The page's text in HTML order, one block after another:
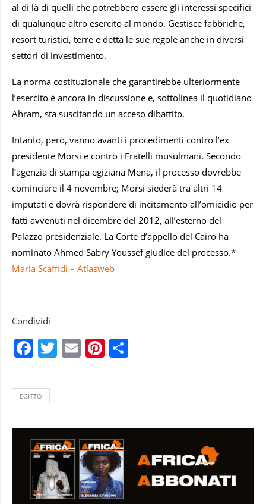
al di là di quelli che potrebbero essere gli interessi specifici
di qualunque altro esercito al mondo. Gestisce fabbriche,
resort turistici, terre e detta le sue regole anche in diversi
settori di investimento.
La norma costituzionale che garantirebbe ulteriormente
l’esercito è ancora in discussione e, sottolinea il quotidiano
Ahram, sta suscitando un acceso dibattito.
Intanto, però, vanno avanti i procedimenti contro l’ex
presidente Morsi e contro i Fratelli musulmani. Secondo
l’agenzia di stampa egiziana Mena, il processo dovrebbe
cominciare il 4 novembre; Morsi siederà tra altri 14
imputati e dovrà rispondere di incitamento all’omicidio per
fatti avvenuti nel dicembre del 2012, all’esterno del
Palazzo presidenziale. La Corte d’appello del Cairo ha
nominato Ahmed Sabry Youssef giudice del processo.*
Maria Scaffidi – Atlasweb
Condividi
Facebook
Twitter
EmailPinterest
EGITTO